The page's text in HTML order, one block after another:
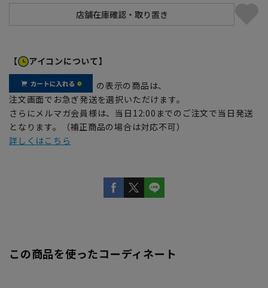
【 アイコンについて】
の表示の商品は、
注文画面でお急ぎ発送を選択いただけます。
さらにメルマガ会員様は、当日12:00までのご注文で当日発送
となります。（補正商品の場合は対応不可）
詳しくはこちら
この商品を使ったコーディネート